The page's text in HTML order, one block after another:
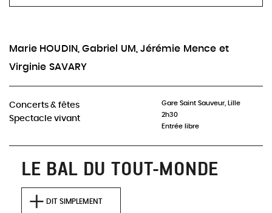
INFOS & RÉSERVATIONS
Marie HOUDIN, Gabriel UM, Jérémie Mence et
Virginie SAVARY
Concerts & fêtes
Spectacle vivant
Gare Saint Sauveur, Lille
2h30
Entrée libre
LE BAL DU TOUT-MONDE
DIT SIMPLEMENT